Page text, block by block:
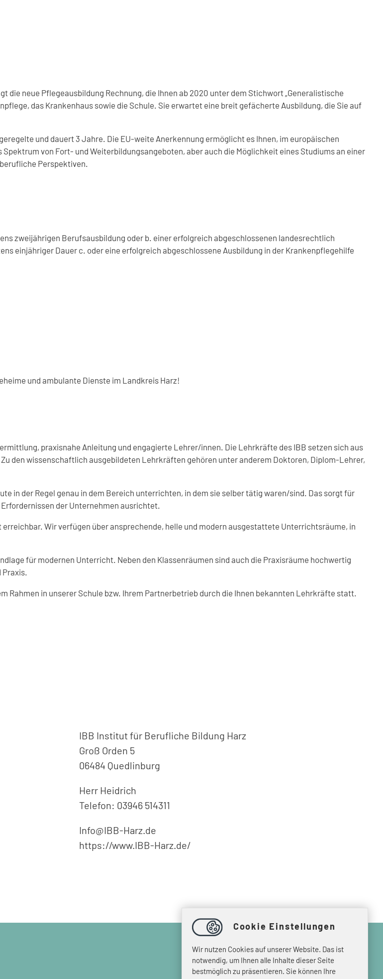
neue Pflegeausbildung Rechnung, die Ihnen ab 2020 unter dem Stichwort „Generalistische
das Krankenhaus sowie die Schule. Sie erwartet eine breit gefächerte Ausbildung, die Sie auf
und dauert 3 Jahre. Die EU-weite Anerkennung ermöglicht es Ihnen, im europäischen
von Fort- und Weiterbildungsangeboten, aber auch die Möglichkeit eines Studiums an einer
Perspektiven.
zweijährigen Berufsausbildung oder b. einer erfolgreich abgeschlossenen landesrechtlich
einjähriger Dauer c. oder eine erfolgreich abgeschlossene Ausbildung in der Krankenpflegehilfe
und ambulante Dienste im Landkreis Harz!
praxisnahe Anleitung und engagierte Lehrer/innen. Die Lehrkräfte des IBB setzen sich aus
den wissenschaftlich ausgebildeten Lehrkräften gehören unter anderem Doktoren, Diplom-Lehrer,
in der Regel genau in dem Bereich unterrichten, in dem sie selber tätig waren/sind. Das sorgt für
der Unternehmen ausrichtet.
Wir verfügen über ansprechende, helle und modern ausgestattete Unterrichtsräume, in
für modernen Unterricht. Neben den Klassenräumen sind auch die Praxisräume hochwertig
in unserer Schule bzw. Ihrem Partnerbetrieb durch die Ihnen bekannten Lehrkräfte statt.
IBB Institut für Berufliche Bildung Harz
Groß Orden 5
06484 Quedlinburg
Herr Heidrich
Telefon: 03946 514311
Info@IBB-Harz.de
https://www.IBB-Harz.de/
© 2026 HEIMVORTEIL HARZ
Cookie Einstellungen
Wir nutzen Cookies auf unserer Website. Das ist
notwendig, um Ihnen alle Inhalte dieser Seite
bestmöglich zu präsentieren. Sie können Ihre